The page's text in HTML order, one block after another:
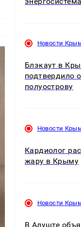
Новости
Блэкаут в
подтвердило
полуострову
Новости
Кардиолог
жару в Крыму
Новости
В Алуште